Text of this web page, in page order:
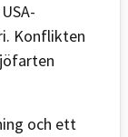
Konflikten
och ett